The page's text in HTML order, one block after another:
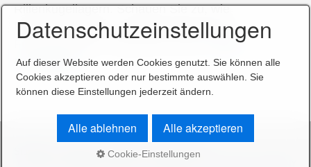
Rillenkugellagern. Schauen Sie zu, wie
Rillenkugellager auf vollautomatisierten
Film
anschauen.
Impressum
Datenschutz
Datenschutzeinstellungen
Auf dieser Website werden Cookies genutzt. Sie können alle
Cookies akzeptieren oder nur bestimmte auswählen. Sie
können diese Einstellungen jederzeit ändern.
Alle ablehnen Alle akzeptieren
Cookie-Einstellungen